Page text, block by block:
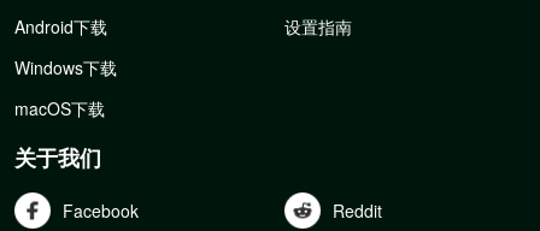
Android下载
Windows下载
macOS下载
设置指南
关于我们
Facebook Reddit